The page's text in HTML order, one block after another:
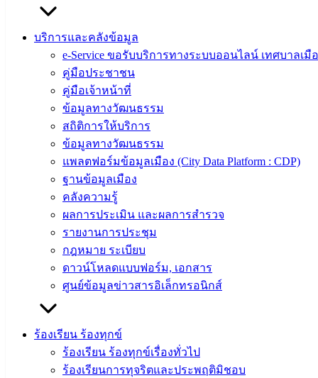
บริการและคลังข้อมูล
e-Service ขอรับบริการทางระบบออนไลน์ เทศบาลเมื
คู่มือประชาชน
คู่มือเจ้าหน้าที่
ข้อมูลทางวัฒนธรรม
สถิติการให้บริการ
ข้อมูลทางวัฒนธรรม
แพลตฟอร์มข้อมูลเมือง (City Data Platform : CDP)
ฐานข้อมูลเมือง
คลังความรู้
ผลการประเมิน และผลการสำรวจ
รายงานการประชุม
กฎหมาย ระเบียบ
ดาวน์โหลดแบบฟอร์ม, เอกสาร
ศูนย์ข้อมูลข่าวสารอิเล็กทรอนิกส์
ร้องเรียน ร้องทุกข์
ร้องเรียน ร้องทุกข์เรื่องทั่วไป
ร้องเรียนการทุจริตและประพฤติมิชอบ
ฟอร์ม,
คู่มือ
สำหรับ
ประชาชน/
คู่มือการ
ปฏิบัติ
ข่าวสาร
ข้อมูล
ข่าวสาร
อิเล็กทรอนิกส์
ความรู้
(Knowledge
Management)
ติดต่อ
เทศบาล